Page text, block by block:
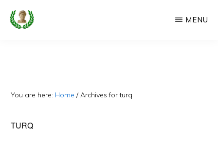
Skip
Faqe
Dedikuar
MENU
You are here: Home / Archives for turq
TURQ